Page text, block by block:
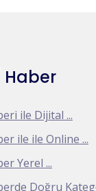
Haber
ile Dijital ...
ile ile Online ...
Yerel ...
Doğru